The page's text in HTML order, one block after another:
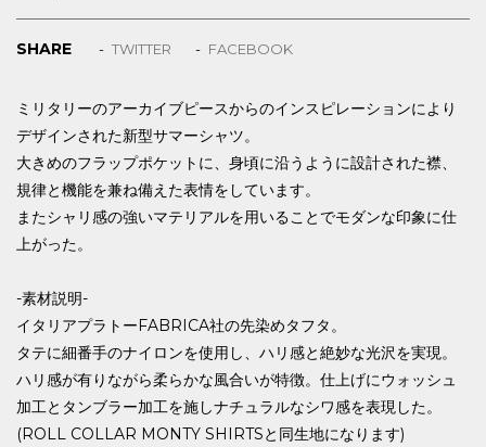
SHARE TWITTER FACEBOOK
ミリタリーのアーカイブピースからのインスピレーションにより
デザインされた新型サマーシャツ。
大きめのフラップポケットに、身頃に沿うように設計された襟、
規律と機能を兼ね備えた表情をしています。
またシャリ感の強いマテリアルを用いることでモダンな印象に仕
上がった。
-素材説明-
イタリアプラトーFABRICA社の先染めタフタ。
タテに細番手のナイロンを使用し、ハリ感と絶妙な光沢を実現。
ハリ感が有りながら柔らかな風合いが特徴。仕上げにウォッシュ
加工とタンブラー加工を施しナチュラルなシワ感を表現した。
(ROLL COLLAR MONTY SHIRTSと同生地になります)